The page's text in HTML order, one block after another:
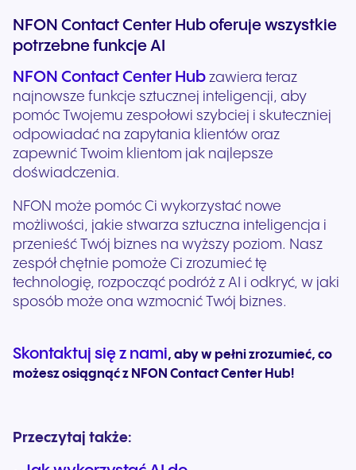
NFON Contact Center Hub oferuje wszystkie
potrzebne funkcje AI
NFON Contact Center Hub zawiera teraz
najnowsze funkcje sztucznej inteligencji, aby
pomóc Twojemu zespołowi szybciej i skuteczniej
odpowiadać na zapytania klientów oraz
zapewnić Twoim klientom jak najlepsze
doświadczenia.
NFON może pomóc Ci wykorzystać nowe
możliwości, jakie stwarza sztuczna inteligencja i
przenieść Twój biznes na wyższy poziom. Nasz
zespół chętnie pomoże Ci zrozumieć tę
technologię, rozpocząć podróż z AI i odkryć, w jaki
sposób może ona wzmocnić Twój biznes.
Skontaktuj się z nami, aby w pełni zrozumieć, co
możesz osiągnąć z NFON Contact Center Hub!
Przeczytaj także: